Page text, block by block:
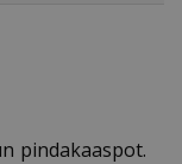
pindakaaspot.